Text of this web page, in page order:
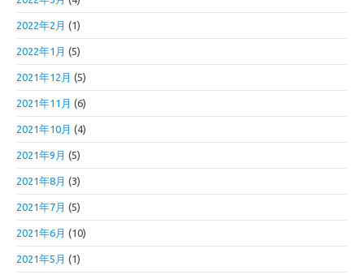
2022年2月 (1)
2022年1月 (5)
2021年12月 (5)
2021年11月 (6)
2021年10月 (4)
2021年9月 (5)
2021年8月 (3)
2021年7月 (5)
2021年6月 (10)
2021年5月 (1)